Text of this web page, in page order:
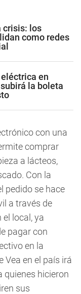
crisis: los
como redes
en
la boleta
con una
comprar
a lácteos,
Con la
pedido se hace
a través de
el local, ya
pagar con
en la
Vea en el país irá
quienes hicieron
sus